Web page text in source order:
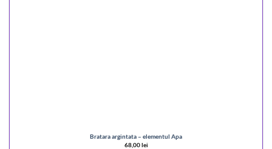
Bratara argintata – elementul Apa
68,00lei